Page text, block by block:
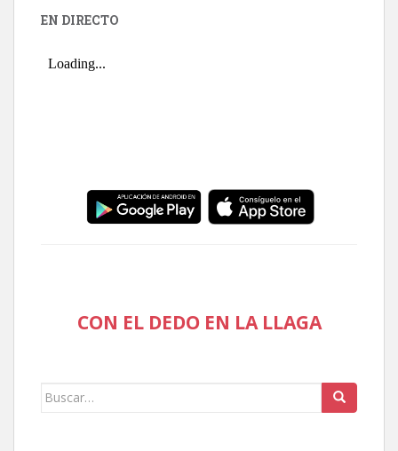
EN DIRECTO
CON EL DEDO EN LA LLAGA
Buscar: